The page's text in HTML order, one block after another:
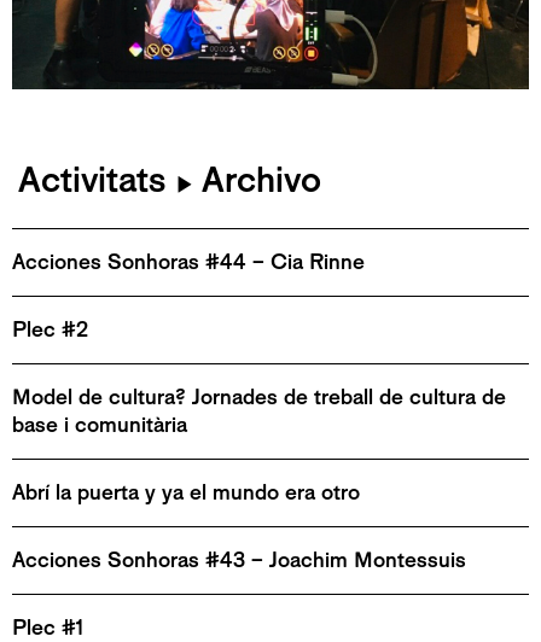
Activitats ▶ Archivo
Acciones Sonhoras #44 – Cia Rinne
Plec #2
Model de cultura? Jornades de treball de cultura de
base i comunitària
Abrí la puerta y ya el mundo era otro
Acciones Sonhoras #43 – Joachim Montessuis
Plec #1